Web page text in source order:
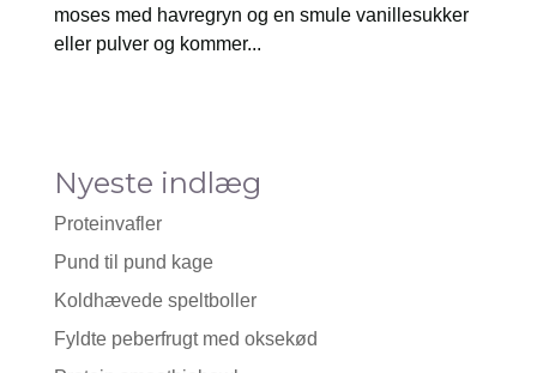
moses med havregryn og en smule vanillesukker
eller pulver og kommer...
Nyeste indlæg
Proteinvafler
Pund til pund kage
Koldhævede speltboller
Fyldte peberfrugt med oksekød